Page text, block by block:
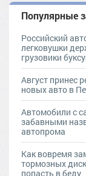
Популярные
Российский
легковушки
грузовики
Август принес
новых авто в
Автомобили с
забавными
автопрома
Как вовремя
тормозных
попасть в беду